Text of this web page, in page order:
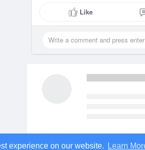
experience on our website. Learn
Like